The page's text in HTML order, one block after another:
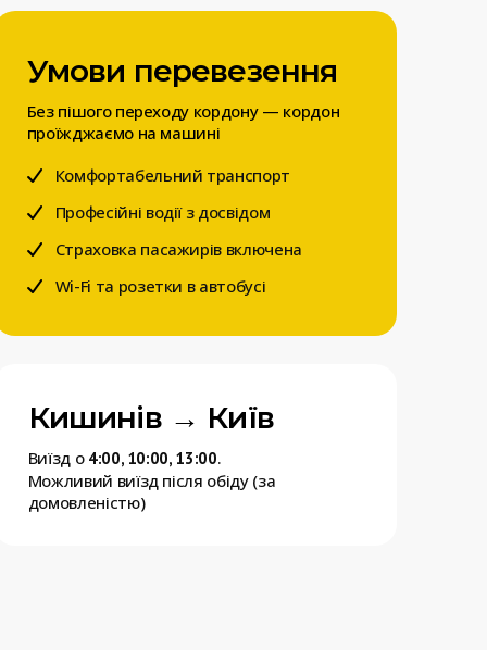
Умови перевезення
Без пішого переходу кордону — кордон
проїжджаємо на машині
Комфортабельний транспорт
Професійні водії з досвідом
Страховка пасажирів включена
Wi-Fi та розетки в автобусі
Кишинів → Київ
Виїзд о 4:00, 10:00, 13:00.
Можливий виїзд після обіду (за
домовленістю)